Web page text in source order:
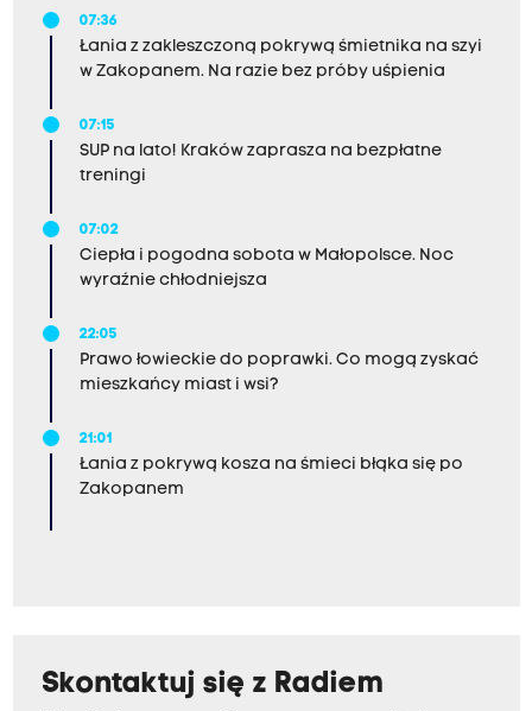
07:36
Łania z zakleszczoną pokrywą śmietnika na szyi
w Zakopanem. Na razie bez próby uśpienia
07:15
SUP na lato! Kraków zaprasza na bezpłatne
treningi
07:02
Ciepła i pogodna sobota w Małopolsce. Noc
wyraźnie chłodniejsza
22:05
Prawo łowieckie do poprawki. Co mogą zyskać
mieszkańcy miast i wsi?
21:01
Łania z pokrywą kosza na śmieci błąka się po
Zakopanem
Skontaktuj się z Radiem